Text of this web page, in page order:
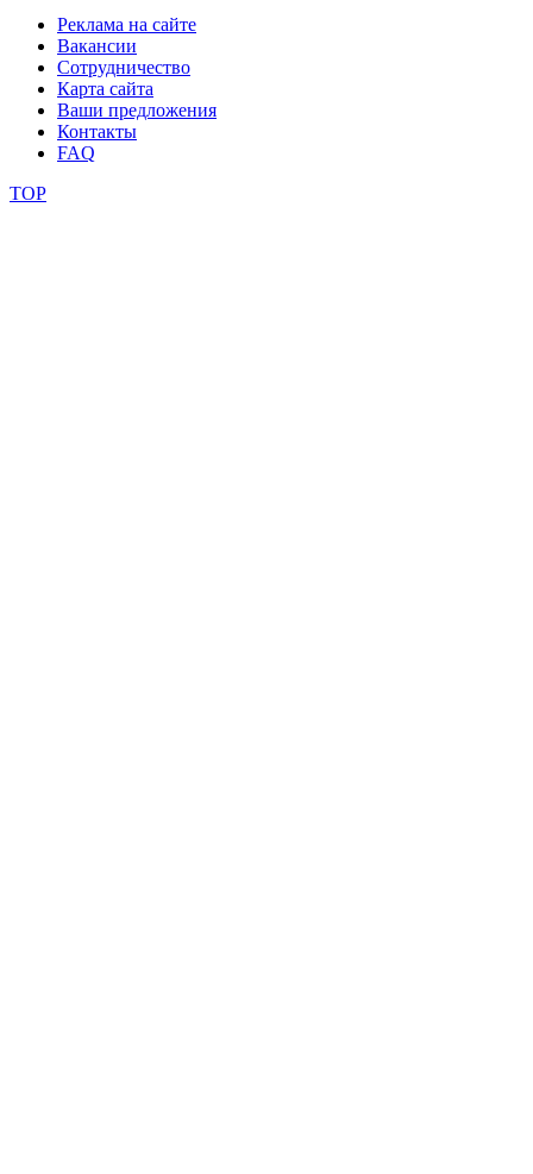
Реклама на сайте
Вакансии
Сотрудничество
Карта сайта
Ваши предложения
Контакты
FAQ
TOP